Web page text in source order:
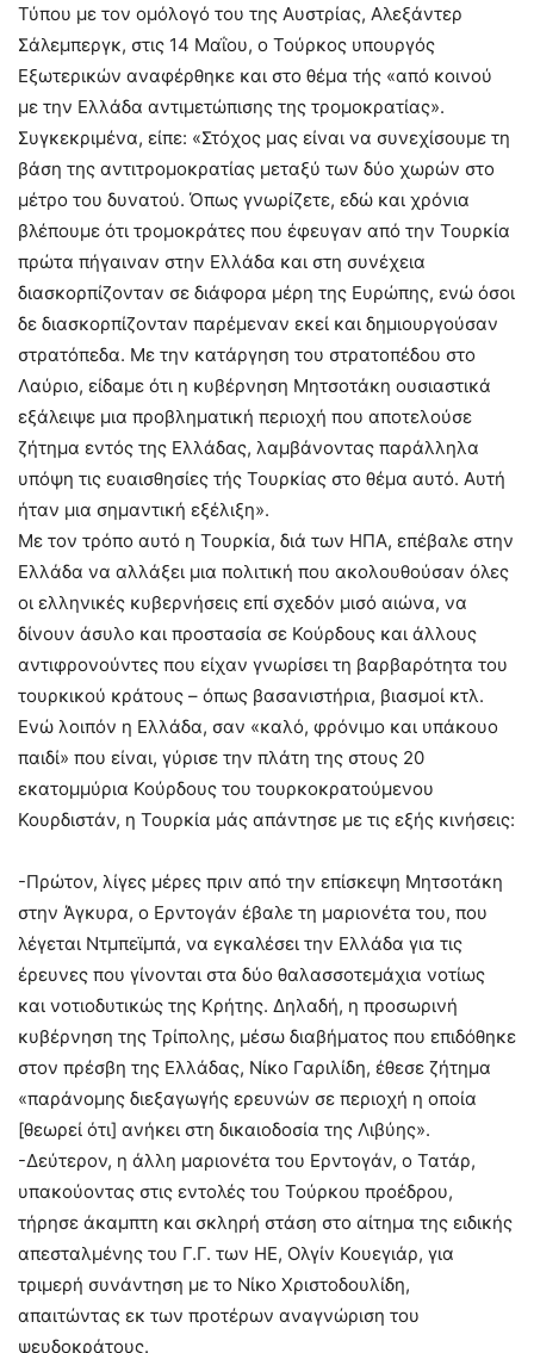
Τύπου με τον ομόλογό του της Αυστρίας, Αλεξάντερ
Σάλεμπεργκ, στις 14 Μαΐου, ο Τούρκος υπουργός
Εξωτερικών αναφέρθηκε και στο θέμα τής «από κοινού
με την Ελλάδα αντιμετώπισης της τρομοκρατίας».
Συγκεκριμένα, είπε: «Στόχος μας είναι να συνεχίσουμε τη
βάση της αντιτρομοκρατίας μεταξύ των δύο χωρών στο
μέτρο του δυνατού. Όπως γνωρίζετε, εδώ και χρόνια
βλέπουμε ότι τρομοκράτες που έφευγαν από την Τουρκία
πρώτα πήγαιναν στην Ελλάδα και στη συνέχεια
διασκορπίζονταν σε διάφορα μέρη της Ευρώπης, ενώ όσοι
δε διασκορπίζονταν παρέμεναν εκεί και δημιουργούσαν
στρατόπεδα. Με την κατάργηση του στρατοπέδου στο
Λαύριο, είδαμε ότι η κυβέρνηση Μητσοτάκη ουσιαστικά
εξάλειψε μια προβληματική περιοχή που αποτελούσε
ζήτημα εντός της Ελλάδας, λαμβάνοντας παράλληλα
υπόψη τις ευαισθησίες τής Τουρκίας στο θέμα αυτό. Αυτή
ήταν μια σημαντική εξέλιξη».
Με τον τρόπο αυτό η Τουρκία, διά των ΗΠΑ, επέβαλε στην
Ελλάδα να αλλάξει μια πολιτική που ακολουθούσαν όλες
οι ελληνικές κυβερνήσεις επί σχεδόν μισό αιώνα, να
δίνουν άσυλο και προστασία σε Κούρδους και άλλους
αντιφρονούντες που είχαν γνωρίσει τη βαρβαρότητα του
τουρκικού κράτους – όπως βασανιστήρια, βιασμοί κτλ.
Ενώ λοιπόν η Ελλάδα, σαν «καλό, φρόνιμο και υπάκουο
παιδί» που είναι, γύρισε την πλάτη της στους 20
εκατομμύρια Κούρδους του τουρκοκρατούμενου
Κουρδιστάν, η Τουρκία μάς απάντησε με τις εξής κινήσεις:
-Πρώτον, λίγες μέρες πριν από την επίσκεψη Μητσοτάκη
στην Άγκυρα, ο Ερντογάν έβαλε τη μαριονέτα του, που
λέγεται Ντμπεϊμπά, να εγκαλέσει την Ελλάδα για τις
έρευνες που γίνονται στα δύο θαλασσοτεμάχια νοτίως
και νοτιοδυτικώς της Κρήτης. Δηλαδή, η προσωρινή
κυβέρνηση της Τρίπολης, μέσω διαβήματος που επιδόθηκε
στον πρέσβη της Ελλάδας, Νίκο Γαριλίδη, έθεσε ζήτημα
«παράνομης διεξαγωγής ερευνών σε περιοχή η οποία
[θεωρεί ότι] ανήκει στη δικαιοδοσία της Λιβύης».
-Δεύτερον, η άλλη μαριονέτα του Ερντογάν, ο Τατάρ,
υπακούοντας στις εντολές του Τούρκου προέδρου,
τήρησε άκαμπτη και σκληρή στάση στο αίτημα της ειδικής
απεσταλμένης του Γ.Γ. των ΗΕ, Ολγίν Κουεγιάρ, για
τριμερή συνάντηση με το Νίκο Χριστοδουλίδη,
απαιτώντας εκ των προτέρων αναγνώριση του
ψευδοκράτους.